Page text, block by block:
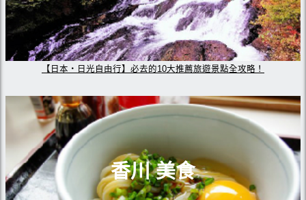
【日本・日光自由行】必去的10大推薦旅遊景點全攻略！
香川 美食